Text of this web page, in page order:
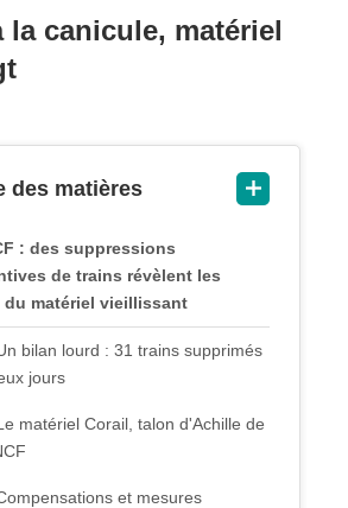
canicule, matériel
des matières
: des suppressions
de trains révèlent les
du matériel vieillissant
bilan lourd : 31 trains supprimés
jours
matériel Corail, talon d'Achille de
et mesures